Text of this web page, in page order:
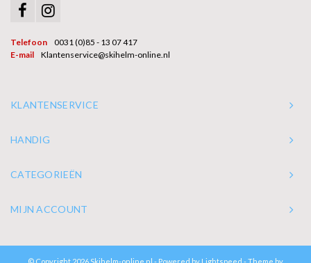
Telefoon
0031 (0)85 - 13 07 417
E-mail
Klantenservice@skihelm-online.nl
KLANTENSERVICE
HANDIG
CATEGORIEËN
MIJN ACCOUNT